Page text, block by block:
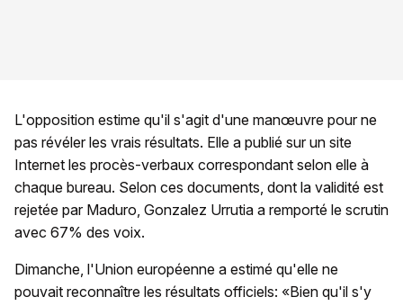
L'opposition estime qu'il s'agit d'une manœuvre pour ne
pas révéler les vrais résultats. Elle a publié sur un site
Internet les procès-verbaux correspondant selon elle à
chaque bureau. Selon ces documents, dont la validité est
rejetée par Maduro, Gonzalez Urrutia a remporté le scrutin
avec 67% des voix.
Dimanche, l'Union européenne a estimé qu'elle ne
pouvait reconnaître les résultats officiels: «Bien qu'il s'y